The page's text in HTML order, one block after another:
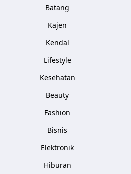
Batang
Kajen
Kendal
Lifestyle
Kesehatan
Beauty
Fashion
Bisnis
Elektronik
Hiburan